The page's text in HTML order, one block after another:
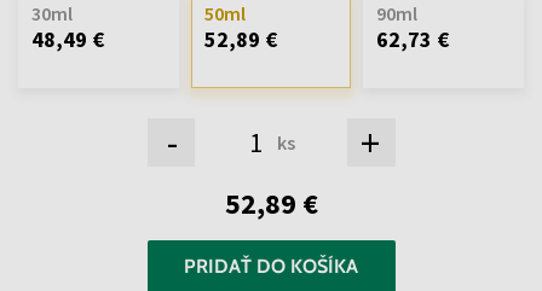
- ks +
30ml
48,49 €
50ml
52,89 €
90ml
62,73 €
52,89 €
PRIDAŤ DO KOŠÍKA